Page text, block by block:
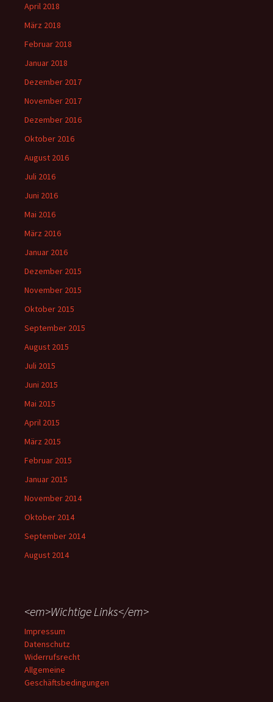
April 2018
März 2018
Februar 2018
Januar 2018
Dezember 2017
November 2017
Dezember 2016
Oktober 2016
August 2016
Juli 2016
Juni 2016
Mai 2016
März 2016
Januar 2016
Dezember 2015
November 2015
Oktober 2015
September 2015
August 2015
Juli 2015
Juni 2015
Mai 2015
April 2015
März 2015
Februar 2015
Januar 2015
November 2014
Oktober 2014
September 2014
August 2014
<em>Wichtige Links</em>
Impressum
Datenschutz
Widerrufsrecht
Allgemeine
Geschäftsbedingungen